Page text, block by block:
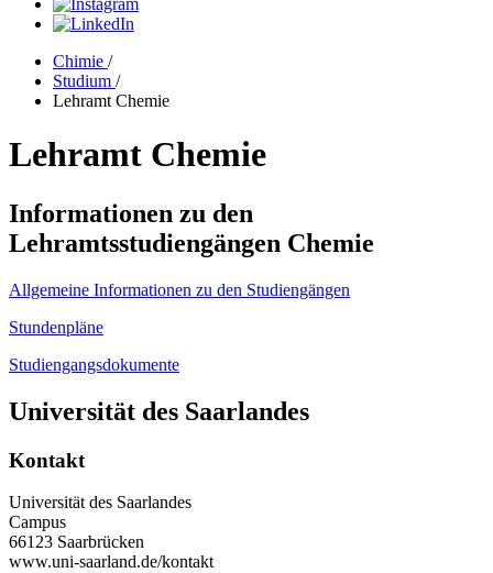
Chimie /
Studium /
Lehramt Chemie
Lehramt Chemie
Informationen zu den
Lehramtsstudiengängen Chemie
Allgemeine Informationen zu den Studiengängen
Stundenpläne
Studiengangsdokumente
Universität des Saarlandes
Kontakt
Universität des Saarlandes
Campus
66123 Saarbrücken
www.uni-saarland.de/kontakt